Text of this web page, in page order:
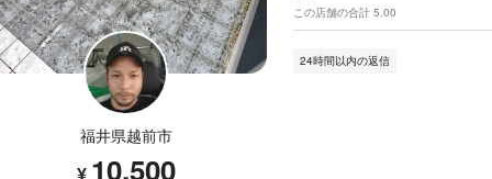
福井県越前市
10,500
この店舗の合計 5.00
24時間以内の返信